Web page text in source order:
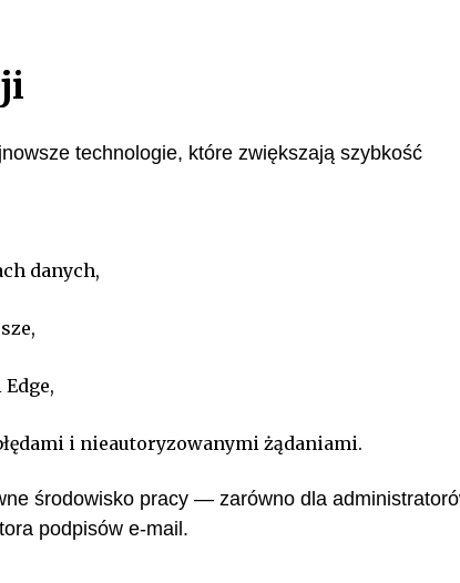
technologie, które zwiększają szybkość
danych,
i nieautoryzowanymi żądaniami.
środowisko pracy — zarówno dla
podpisów e-mail.